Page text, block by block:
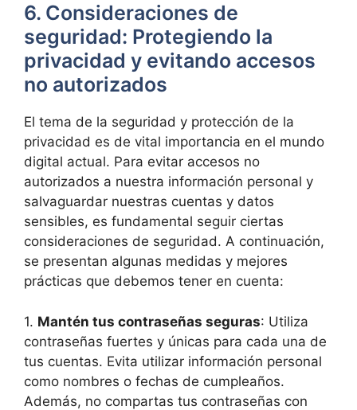
6. Consideraciones de
seguridad: Protegiendo la
privacidad y evitando accesos
no autorizados
El tema de la seguridad y protección de la
privacidad es de vital importancia en el mundo
digital actual. Para evitar accesos no
autorizados a nuestra información personal y
salvaguardar nuestras cuentas y datos
sensibles, es fundamental seguir ciertas
consideraciones de seguridad. A continuación,
se presentan algunas medidas y mejores
prácticas que debemos tener en cuenta:
1. Mantén tus contraseñas seguras: Utiliza
contraseñas fuertes y únicas para cada una de
tus cuentas. Evita utilizar información personal
como nombres o fechas de cumpleaños.
Además, no compartas tus contraseñas con